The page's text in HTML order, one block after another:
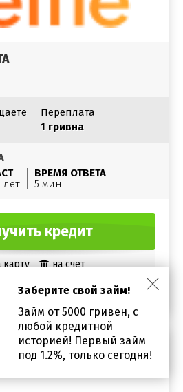
Переплата
1 гривна
лет
ВРЕМЯ ОТВЕТА
5 мин
кредит
карту
на счет
Заберите свой займ!
Займ от 5000 гривен, с
любой кредитной
историей! Первый займ
под 1.2%, только сегодня!